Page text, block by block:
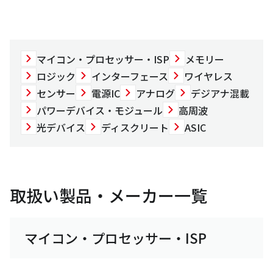
マイコン・プロセッサー・ISP
メモリー
ロジック
インターフェース
ワイヤレス
センサー
電源IC アナログ
デジアナ混載
パワーデバイス・モジュール
高周波
光デバイス
ディスクリート ASIC
取扱い製品・メーカー一覧
マイコン・プロセッサー・ISP